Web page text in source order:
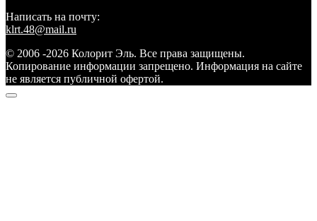
Написать на почту:
klrt.48@mail.ru
© 2006 -2026 Колорит Эль. Все права защищены.
Копирование информации запрещено. Информация на сайте
не является публичной офертой.